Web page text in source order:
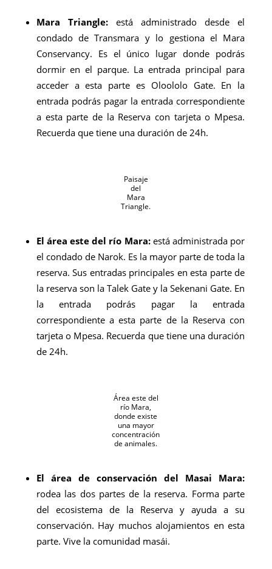
Mara Triangle:está administrado desde el
condado de Transmara y lo gestiona el Mara
Conservancy. Es el único lugar donde podrás
dormir en el parque. La entrada principal para
acceder a esta parte es Oloololo Gate. En la
entrada podrás pagar la entrada correspondiente
a esta parte de la Reserva con tarjeta o Mpesa.
Recuerda que tiene una duración de 24h.
Paisaje
del
Mara
Triangle.
El área este del río Mara:está administrada por
el condado de Narok. Es la mayor parte de toda la
reserva. Sus entradas principales en esta parte de
la reserva son la Talek Gate y la Sekenani Gate. En
la entrada podrás pagar la entrada
correspondiente a esta parte de la Reserva con
tarjeta o Mpesa. Recuerda que tiene una duración
de 24h.
Área este del
río Mara,
donde existe
una mayor
concentración
de animales.
El área de conservación del Masai Mara:
rodea las dos partes de la reserva. Forma parte
del ecosistema de la Reserva y ayuda a su
conservación. Hay muchos alojamientos en esta
parte. Vive la comunidad masái.